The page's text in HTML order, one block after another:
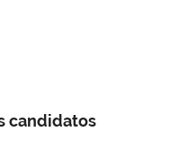
candidatos